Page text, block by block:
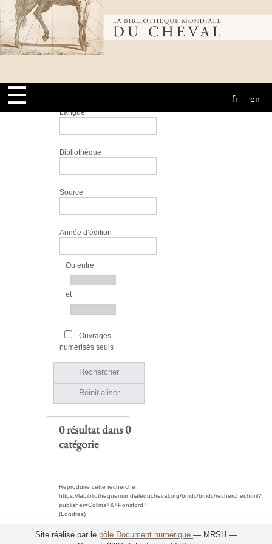
Bibliothèque
mondiale du
cheval
☰ fr en
Collection
Langue
Bibliothèque
Source
Année d’édition
Ou entre
et
Ouvrages
numérisés seuls
Rechercher
Réinitialiser
courses -
initiation,
0 résultat dans 0
catégorie
Reproduire cette recherche :
https://labibliothequemondialeducheval.org/bmdc/bmdc/rechercher.html?
publisher=Collins+&+Ponsford+
(Londres)
Site réalisé par le pôle Document numérique — MRSH —